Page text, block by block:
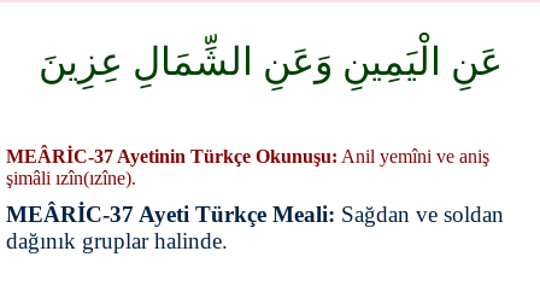
عَنِ الْيَمِينِ وَعَنِ الشِّمَالِ عِزِينَ
MEÂRİC-37 Ayetinin Türkçe Okunuşu: Anil yemîni ve aniş
şimâli ızîn(ızîne).
MEÂRİC-37 Ayeti Türkçe Meali: Sağdan ve soldan
dağınık gruplar halinde.